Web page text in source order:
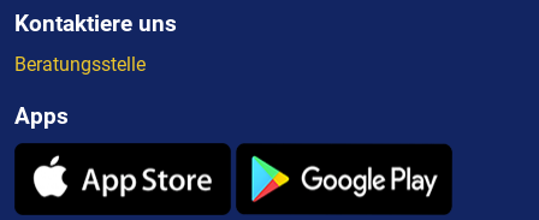
Kontaktiere uns
Beratungsstelle
Apps